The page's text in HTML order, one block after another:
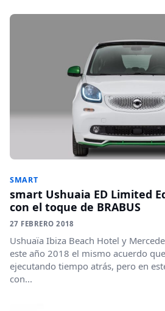
SMART
smart Ushuaia ED Limited
con el toque de BRABUS
27 FEBRERO 2018
Ushuaïa Ibiza Beach Hotel y
este año 2018 el mismo acuerdo
ejecutando tiempo atrás, pero en
con...